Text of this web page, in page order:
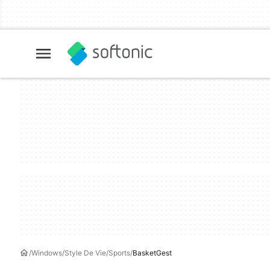
Windows Style De Vie Sports BasketGest